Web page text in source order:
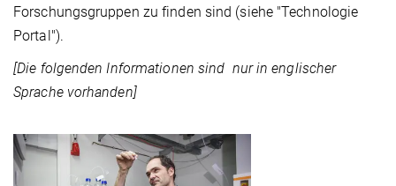
Forschungsgruppen zu finden sind (siehe "Technologie
Portal").
[Die folgenden Informationen sind nur in englischer
Sprache vorhanden]